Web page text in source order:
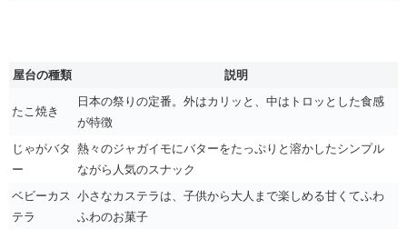
屋台の種類 説明
たこ焼き
日本の祭りの定番。外はカリッと、中はトロッとした食感
が特徴
じゃがバタ
ー
熱々のジャガイモにバターをたっぷりと溶かしたシンプル
ながら人気のスナック
ベビーカス
テラ
小さなカステラは、子供から大人まで楽しめる甘くてふわ
ふわのお菓子